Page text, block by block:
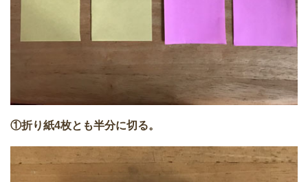
①折り紙4枚とも半分に切る。